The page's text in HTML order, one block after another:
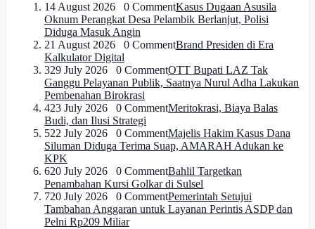
14 August 2026 0 CommentKasus Dugaan Asusila
Oknum Perangkat Desa Pelambik Berlanjut, Polisi
Diduga Masuk Angin
21 August 2026 0 CommentBrand Presiden di Era
Kalkulator Digital
329 July 2026 0 CommentOTT Bupati LAZ Tak
Ganggu Pelayanan Publik, Saatnya Nurul Adha Lakukan
Pembenahan Birokrasi
423 July 2026 0 CommentMeritokrasi, Biaya Balas
Budi, dan Ilusi Strategi
522 July 2026 0 CommentMajelis Hakim Kasus Dana
Siluman Diduga Terima Suap, AMARAH Adukan ke
KPK
620 July 2026 0 CommentBahlil Targetkan
Penambahan Kursi Golkar di Sulsel
720 July 2026 0 CommentPemerintah Setujui
Tambahan Anggaran untuk Layanan Perintis ASDP dan
Pelni Rp209 Miliar